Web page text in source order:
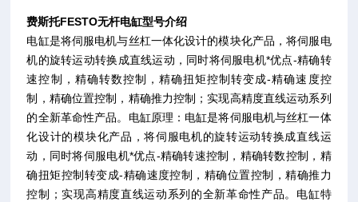
费斯托FESTO无杆电缸型号介绍
电缸是将伺服电机与丝杠一体化设计的模块化产品，将伺服电
机的旋转运动转换成直线运动，同时将伺服电机*优点-精确转
速控制，精确转数控制，精确扭矩控制转变成-精确速度控
制，精确位置控制，精确推力控制；实现高精度直线运动系列
的全新革命性产品。电缸原理：电缸是将伺服电机与丝杠一体
化设计的模块化产品，将伺服电机的旋转运动转换成直线运
动，同时将伺服电机*优点-精确转速控制，精确转数控制，精
确扭矩控制转变成-精确速度控制，精确位置控制，精确推力
控制；实现高精度直线运动系列的全新革命性产品。电缸特